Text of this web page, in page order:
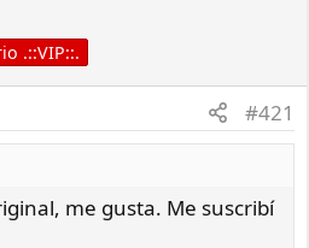
.::VIP::.
#421
me gusta. Me suscribí